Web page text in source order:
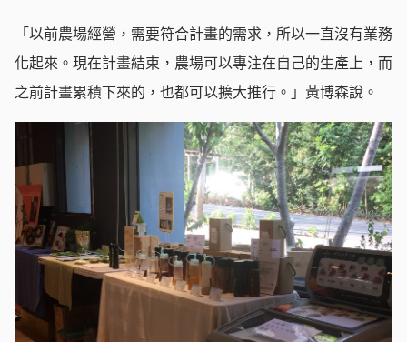
「以前農場經營，需要符合計畫的需求，所以一直沒有業務
化起來。現在計畫結束，農場可以專注在自己的生產上，而
之前計畫累積下來的，也都可以擴大推行。」黃博森說。